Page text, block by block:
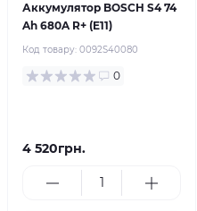
Аккумулятор BOSCH S4 74
Ah 680A R+ (E11)
Код товару: 0092S40080
0
4 520грн.